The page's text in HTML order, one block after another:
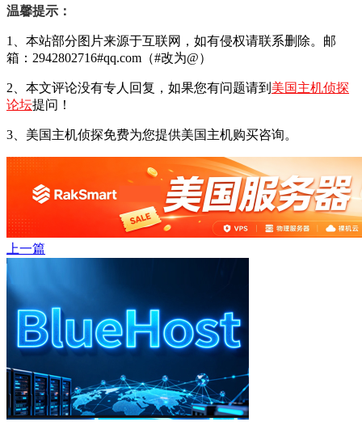
温馨提示：
1、本站部分图片来源于互联网，如有侵权请联系删除。邮
箱：2942802716#qq.com（#改为@）
2、本文评论没有专人回复，如果您有问题请到 美国主机侦探
论坛提问！
3、美国主机侦探免费为您提供美国主机购买咨询。
上一篇